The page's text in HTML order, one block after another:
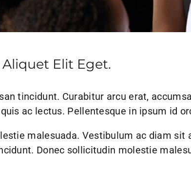
Elit Eget.
tincidunt. Curabitur arcu erat,
ac lectus. Pellentesque in ipsum id
malesuada. Vestibulum ac diam
Donec sollicitudin molestie